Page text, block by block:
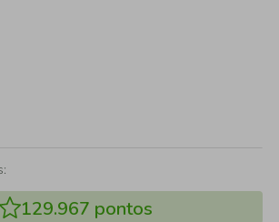
129.967 pontos